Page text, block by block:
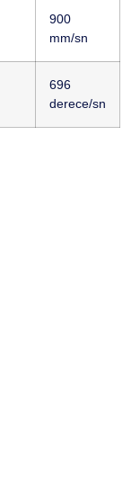
900
mm/sn
696
derece/sn